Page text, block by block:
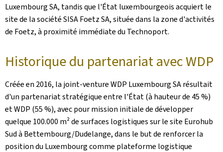
Luxembourg SA, tandis que l'État luxembourgeois acquiert le
site de la société SISA Foetz SA, située dans la zone d'activités
de Foetz, à proximité immédiate du Technoport.
Historique du partenariat avec WDP
Créée en 2016, la joint-venture WDP Luxembourg SA résultait
d'un partenariat stratégique entre l'État (à hauteur de 45 %)
et WDP (55 %), avec pour mission initiale de développer
quelque 100.000 m² de surfaces logistiques sur le site Eurohub
Sud à Bettembourg/Dudelange, dans le but de renforcer la
position du Luxembourg comme plateforme logistique